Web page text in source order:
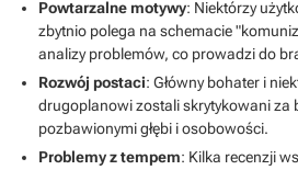
Powtarzalne motywy: Niektórzy
zbytnio polega na schemacie
analizy problemów, co prowadzi do
Rozwój postaci: Główny bohater i
drugoplanowi zostali skrytykowani za
pozbawionymi głębi i osobowości.
Problemy z tempem: Kilka recenzji